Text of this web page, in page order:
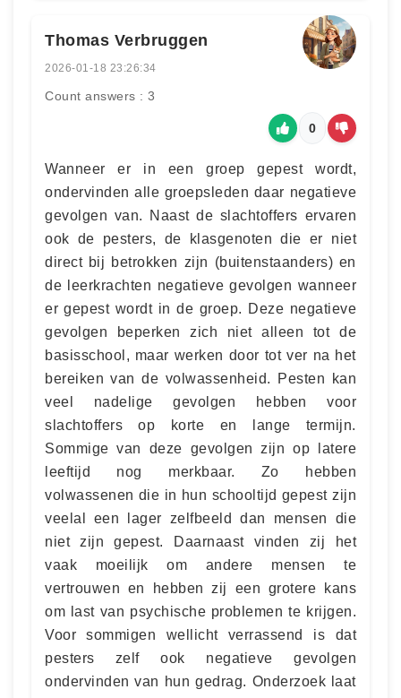
Thomas Verbruggen
2026-01-18 23:26:34
Count answers : 3
0
Wanneer er in een groep gepest wordt,
ondervinden alle groepsleden daar negatieve
gevolgen van. Naast de slachtoffers ervaren
ook de pesters, de klasgenoten die er niet
direct bij betrokken zijn (buitenstaanders) en
de leerkrachten negatieve gevolgen wanneer
er gepest wordt in de groep. Deze negatieve
gevolgen beperken zich niet alleen tot de
basisschool, maar werken door tot ver na het
bereiken van de volwassenheid. Pesten kan
veel nadelige gevolgen hebben voor
slachtoffers op korte en lange termijn.
Sommige van deze gevolgen zijn op latere
leeftijd nog merkbaar. Zo hebben
volwassenen die in hun schooltijd gepest zijn
veelal een lager zelfbeeld dan mensen die
niet zijn gepest. Daarnaast vinden zij het
vaak moeilijk om andere mensen te
vertrouwen en hebben zij een grotere kans
om last van psychische problemen te krijgen.
Voor sommigen wellicht verrassend is dat
pesters zelf ook negatieve gevolgen
ondervinden van hun gedrag. Onderzoek laat